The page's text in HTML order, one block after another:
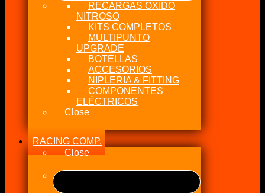
RECARGAS OXIDO
NITROSO
KITS COMPLETOS
MULTIPUNTO
UPGRADE
BOTELLAS
ACCESORIOS
NIPLERIA & FITTING
COMPONENTES
ELÉCTRICOS
Close
RACING COMP.
Close